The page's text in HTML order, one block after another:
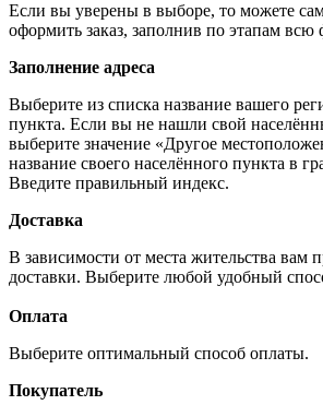
Если вы уверены в выборе, то можете
оформить заказ, заполнив по этапам всю
Заполнение адреса
Выберите из списка название вашего
пункта. Если вы не нашли свой
выберите значение «Другое
название своего населённого пункта в
Введите правильный индекс.
Доставка
В зависимости от места жительства вам
доставки. Выберите любой удобный
Оплата
Выберите оптимальный способ оплаты.
Покупатель